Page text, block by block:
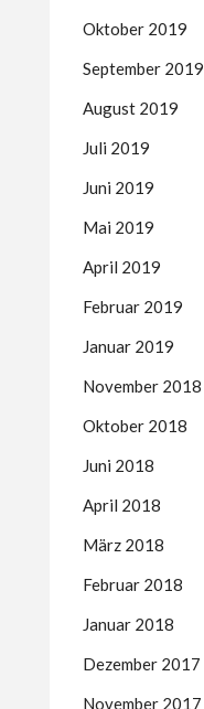
Oktober 2019
September 2019
August 2019
Juli 2019
Juni 2019
Mai 2019
April 2019
Februar 2019
Januar 2019
November 2018
Oktober 2018
Juni 2018
April 2018
März 2018
Februar 2018
Januar 2018
Dezember 2017
November 2017